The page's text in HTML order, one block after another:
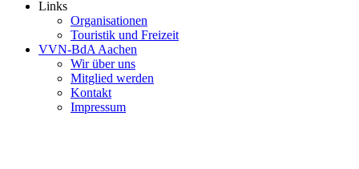
Links
Organisationen
Touristik und Freizeit
VVN-BdA Aachen
Wir über uns
Mitglied werden
Kontakt
Impressum